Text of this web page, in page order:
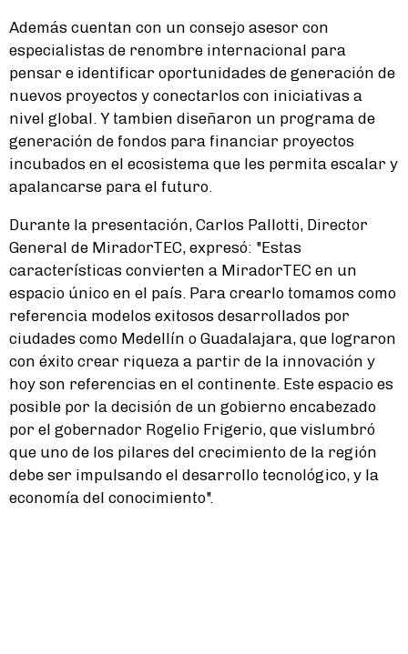
Además cuentan con un consejo asesor con
especialistas de renombre internacional para
pensar e identificar oportunidades de generación de
nuevos proyectos y conectarlos con iniciativas a
nivel global. Y tambien diseñaron un programa de
generación de fondos para financiar proyectos
incubados en el ecosistema que les permita escalar y
apalancarse para el futuro.
Durante la presentación, Carlos Pallotti, Director
General de MiradorTEC, expresó: "Estas
características convierten a MiradorTEC en un
espacio único en el país. Para crearlo tomamos como
referencia modelos exitosos desarrollados por
ciudades como Medellín o Guadalajara, que lograron
con éxito crear riqueza a partir de la innovación y
hoy son referencias en el continente. Este espacio es
posible por la decisión de un gobierno encabezado
por el gobernador Rogelio Frigerio, que vislumbró
que uno de los pilares del crecimiento de la región
debe ser impulsando el desarrollo tecnológico, y la
economía del conocimiento".